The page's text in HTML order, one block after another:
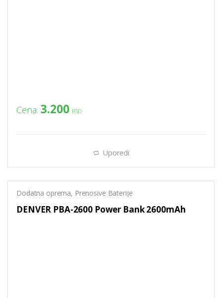
Cena: 3.200 RSD
Uporedi
Dodatna oprema, Prenosive Baterije
DENVER PBA-2600 Power Bank 2600mAh